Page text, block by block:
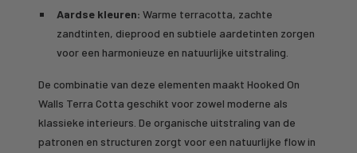
Aardse kleuren: Warme terracotta, zachte
zandtinten, dieprood en subtiele aardetinten zorgen
voor een harmonieuze en natuurlijke uitstraling.
De combinatie van deze elementen maakt Hooked On
Walls Terra Cotta geschikt voor zowel moderne als
klassieke interieurs. De organische uitstraling van de
patronen en structuren zorgt voor een natuurlijke flow in